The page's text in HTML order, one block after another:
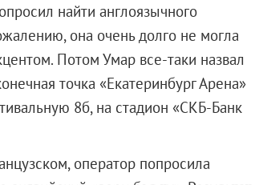
найти англоязычного
она очень долго не могла
Потом Умар все-таки назвал
точка «Екатеринбург Арена»
8б, на стадион «СКБ-Банк
оператор попросила